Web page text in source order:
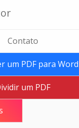
Contato
um PDF para Word
um PDF